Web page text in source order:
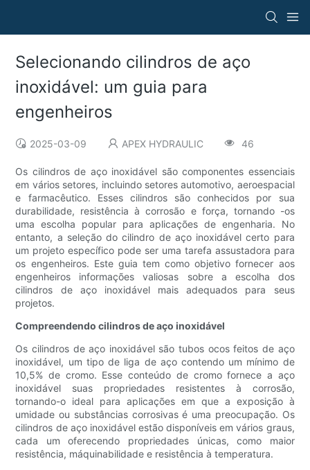
Selecionando cilindros de aço
inoxidável: um guia para
engenheiros
2025-03-09 APEX HYDRAULIC 46
Os cilindros de aço inoxidável são componentes essenciais
em vários setores, incluindo setores automotivo, aeroespacial
e farmacêutico. Esses cilindros são conhecidos por sua
durabilidade, resistência à corrosão e força, tornando -os
uma escolha popular para aplicações de engenharia. No
entanto, a seleção do cilindro de aço inoxidável certo para
um projeto específico pode ser uma tarefa assustadora para
os engenheiros. Este guia tem como objetivo fornecer aos
engenheiros informações valiosas sobre a escolha dos
cilindros de aço inoxidável mais adequados para seus
projetos.
Compreendendo cilindros de aço inoxidável
Os cilindros de aço inoxidável são tubos ocos feitos de aço
inoxidável, um tipo de liga de aço contendo um mínimo de
10,5% de cromo. Esse conteúdo de cromo fornece a aço
inoxidável suas propriedades resistentes à corrosão,
tornando-o ideal para aplicações em que a exposição à
umidade ou substâncias corrosivas é uma preocupação. Os
cilindros de aço inoxidável estão disponíveis em vários graus,
cada um oferecendo propriedades únicas, como maior
resistência, máquinabilidade e resistência à temperatura.